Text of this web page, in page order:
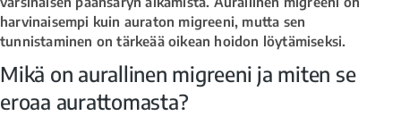
harvinaisempi kuin auraton migreeni, mutta sen
tunnistaminen on tärkeää oikean hoidon löytämiseksi.
Mikä on aurallinen migreeni ja miten se
eroaa aurattomasta?